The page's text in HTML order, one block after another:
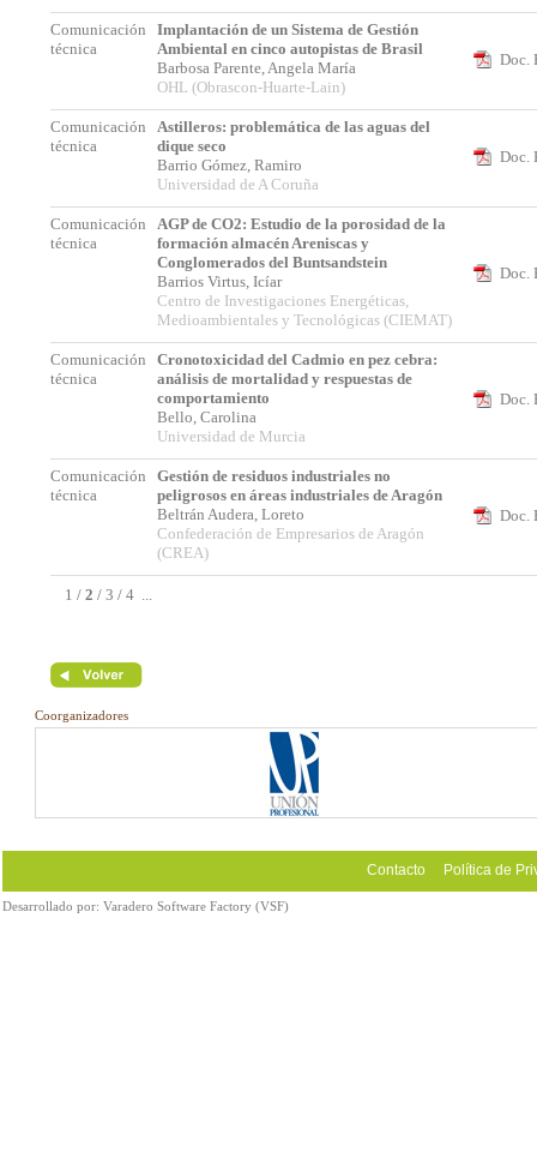
Comunicación
técnica
Implantación de un Sistema de Gestión
Ambiental en cinco autopistas de Brasil
Barbosa Parente, Angela María
OHL (Obrascon-Huarte-Lain)
Doc.
Comunicación
técnica
Astilleros: problemática de las aguas del
dique seco
Barrio Gómez, Ramiro
Universidad de A Coruña
Doc.
Comunicación
técnica
AGP de CO2: Estudio de la porosidad de la
formación almacén Areniscas y
Conglomerados del Buntsandstein
Barrios Virtus, Icíar
Centro de Investigaciones Energéticas,
Medioambientales y Tecnológicas (CIEMAT)
Doc.
Comunicación
técnica
Cronotoxicidad del Cadmio en pez cebra:
análisis de mortalidad y respuestas de
comportamiento
Bello, Carolina
Universidad de Murcia
Doc.
Comunicación
técnica
Gestión de residuos industriales no
peligrosos en áreas industriales de Aragón
Beltrán Audera, Loreto
Confederación de Empresarios de Aragón
(CREA)
Doc.
1 / 2 / 3 / 4 ...
Coorganizadores
Contacto Política de
Desarrollado por: Varadero Software Factory (VSF)